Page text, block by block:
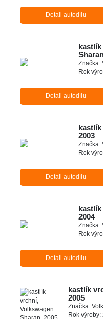
Detail autodílu
Značka:
Rok
Detail autodílu
2003
Značka:
Rok
Detail autodílu
2004
Značka:
Rok
Detail autodílu
kastlík
2005
Značka:
Rok výroby: